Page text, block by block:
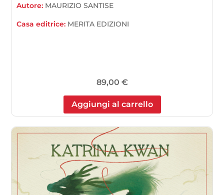
Autore: MAURIZIO SANTISE
Casa editrice: MERITA EDIZIONI
89,00 €
Aggiungi al carrello